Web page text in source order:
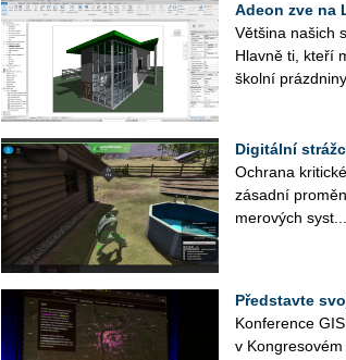
Adeon zve na
Vět­ši­na na­šich
Hlav­ně ti, kteří
škol­ní
Digitální
Ochra­na
zá­sad­ní
me­ro­vých sys­t...
Představte
Kon­fe­ren­ce
v Kon­gre­so­vém